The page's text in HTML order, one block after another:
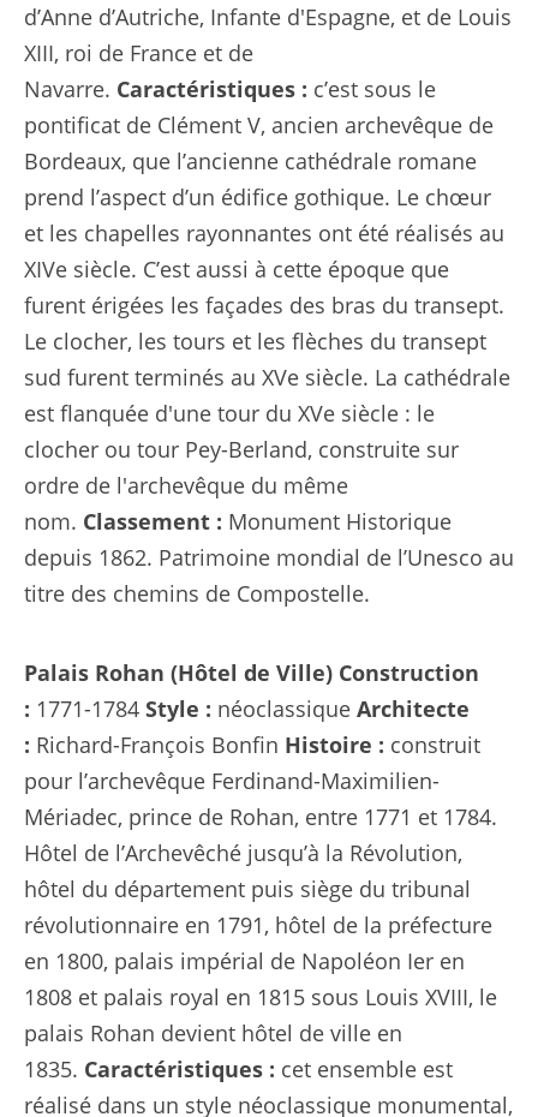
d’Anne d’Autriche, Infante d'Espagne, et de Louis
XIII, roi de France et de
Navarre. Caractéristiques : c’est sous le
pontificat de Clément V, ancien archevêque de
Bordeaux, que l’ancienne cathédrale romane
prend l’aspect d’un édifice gothique. Le chœur
et les chapelles rayonnantes ont été réalisés au
XIVe siècle. C’est aussi à cette époque que
furent érigées les façades des bras du transept.
Le clocher, les tours et les flèches du transept
sud furent terminés au XVe siècle. La cathédrale
est flanquée d'une tour du XVe siècle : le
clocher ou tour Pey-Berland, construite sur
ordre de l'archevêque du même
nom. Classement : Monument Historique
depuis 1862. Patrimoine mondial de l’Unesco au
titre des chemins de Compostelle.
Palais Rohan (Hôtel de Ville) Construction
: 1771-1784 Style : néoclassique Architecte
: Richard-François Bonfin Histoire : construit
pour l’archevêque Ferdinand-Maximilien-
Mériadec, prince de Rohan, entre 1771 et 1784.
Hôtel de l’Archevêché jusqu’à la Révolution,
hôtel du département puis siège du tribunal
révolutionnaire en 1791, hôtel de la préfecture
en 1800, palais impérial de Napoléon Ier en
1808 et palais royal en 1815 sous Louis XVIII, le
palais Rohan devient hôtel de ville en
1835. Caractéristiques : cet ensemble est
réalisé dans un style néoclassique monumental,